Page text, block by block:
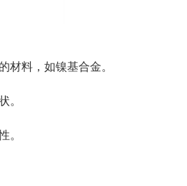
材料，如镍基合金。
。
。